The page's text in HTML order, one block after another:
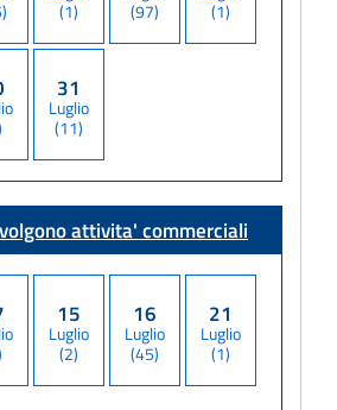
(1)
(97)
(1)
31
Luglio
(11)
attivita' commerciali
15
Luglio
(2)
16
Luglio
(45)
21
Luglio
(1)